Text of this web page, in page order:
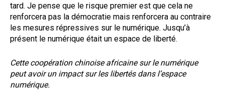
tard. Je pense que le risque premier est que cela ne
renforcera pas la démocratie mais renforcera au contraire
les mesures répressives sur le numérique. Jusqu’à
présent le numérique était un espace de liberté.
Cette coopération chinoise africaine sur le numérique
peut avoir un impact sur les libertés dans l’espace
numérique.